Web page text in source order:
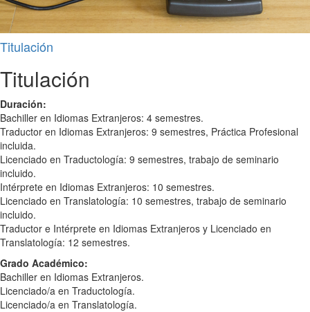
Titulación
Titulación
Duración:
Bachiller en Idiomas Extranjeros: 4 semestres.
Traductor en Idiomas Extranjeros: 9 semestres, Práctica Profesional
incluida.
Licenciado en Traductología: 9 semestres, trabajo de seminario
incluido.
Intérprete en Idiomas Extranjeros: 10 semestres.
Licenciado en Translatología: 10 semestres, trabajo de seminario
incluido.
Traductor e Intérprete en Idiomas Extranjeros y Licenciado en
Translatología: 12 semestres.
Grado Académico:
Bachiller en Idiomas Extranjeros.
Licenciado/a en Traductología.
Licenciado/a en Translatología.